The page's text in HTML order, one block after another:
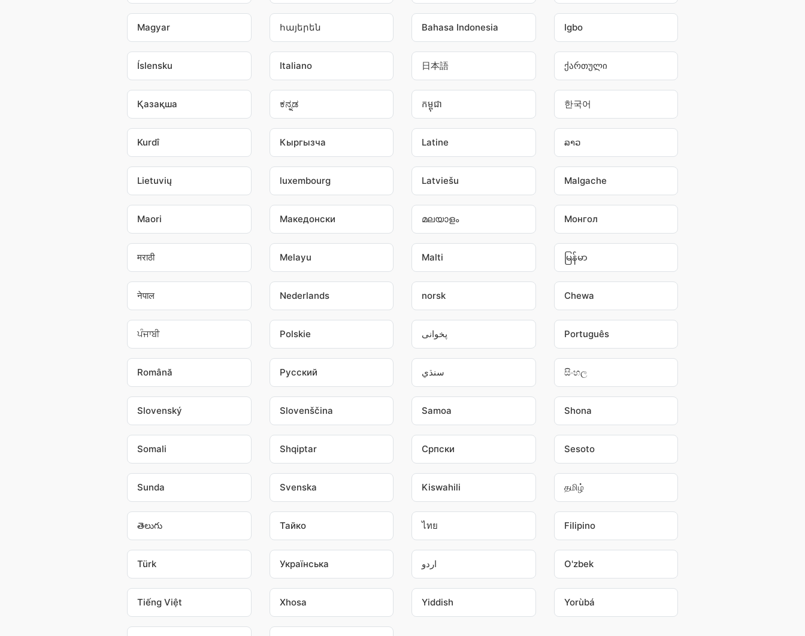
Magyar հայերեն Bahasa Indonesia Igbo
Íslensku Italiano 日本語 ქართული
Қазақша ಕನ್ನಡ កម្ពុជា 한국어
Kurdî Кыргызча Latine ລາວ
Lietuvių luxembourg Latviešu Malgache
Maori Македонски മലയാളം Монгол
मराठी Melayu Malti မြန်မာ
नेपाल Nederlands norsk Chewa
ਪੰਜਾਬੀ Polskie پخوانی Português
Română Pусский سنڌي සිංහල
Slovenský Slovenščina Samoa Shona
Somali Shqiptar Српски Sesoto
Sunda Svenska Kiswahili தமிழ்
తెలుగు Тайко ไทย Filipino
Türk Українська اردو O'zbek
Tiếng Việt Xhosa Yiddish Yorùbá